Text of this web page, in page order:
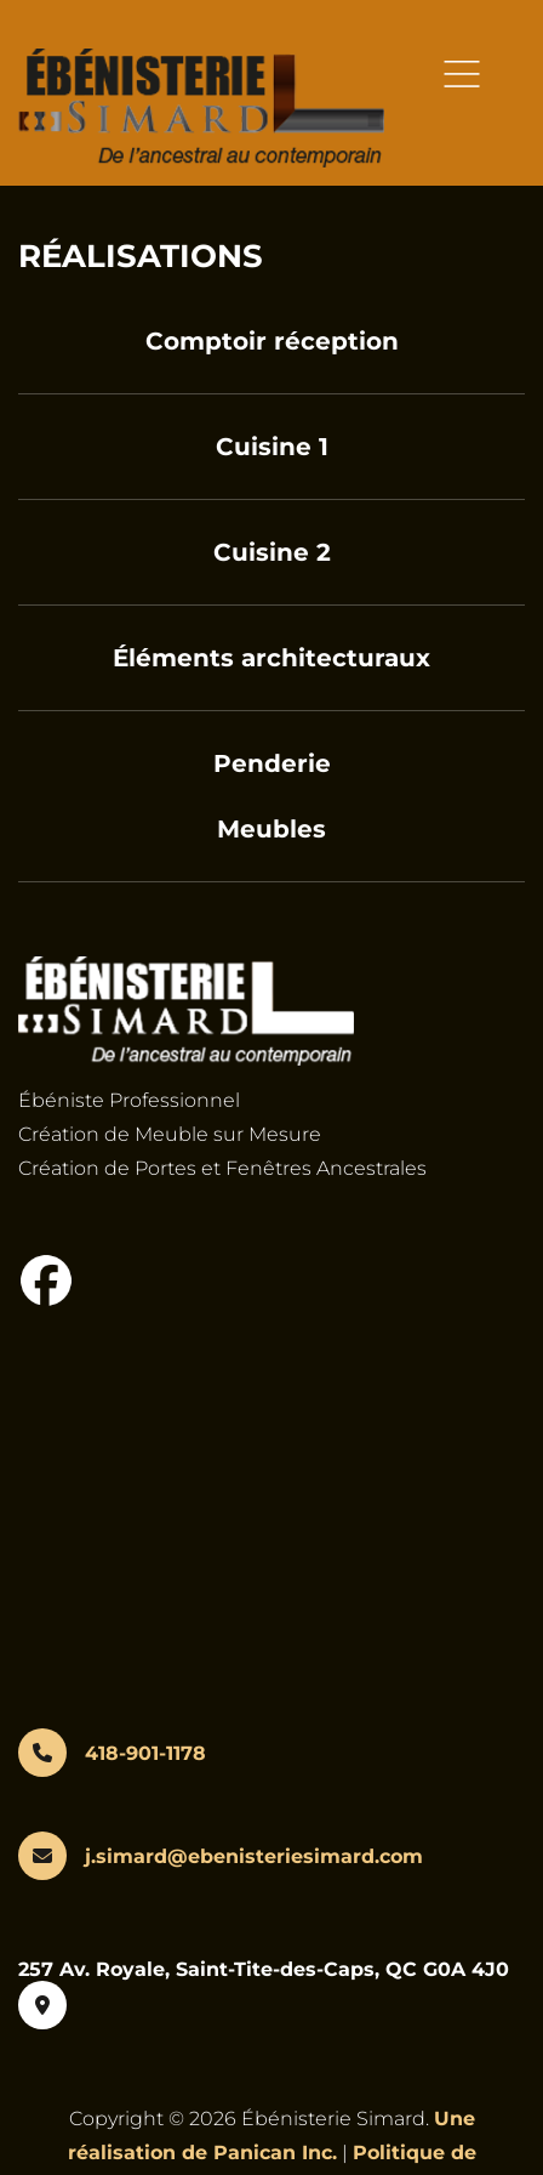
RÉALISATIONS
Comptoir réception
Cuisine 1
Cuisine 2
Éléments architecturaux
Penderie
Meubles
Ébéniste Professionnel
Création de Meuble sur Mesure
Création de Portes et Fenêtres Ancestrales
418-901-1178
j.simard@ebenisteriesimard.com
257 Av. Royale, Saint-Tite-des-Caps, QC G0A 4J0
Copyright © 2026 Ébénisterie Simard. Une
réalisation de Panican Inc.| Politique de